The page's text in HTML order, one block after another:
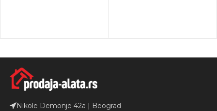
Nikole Demonje 42a | Beograd